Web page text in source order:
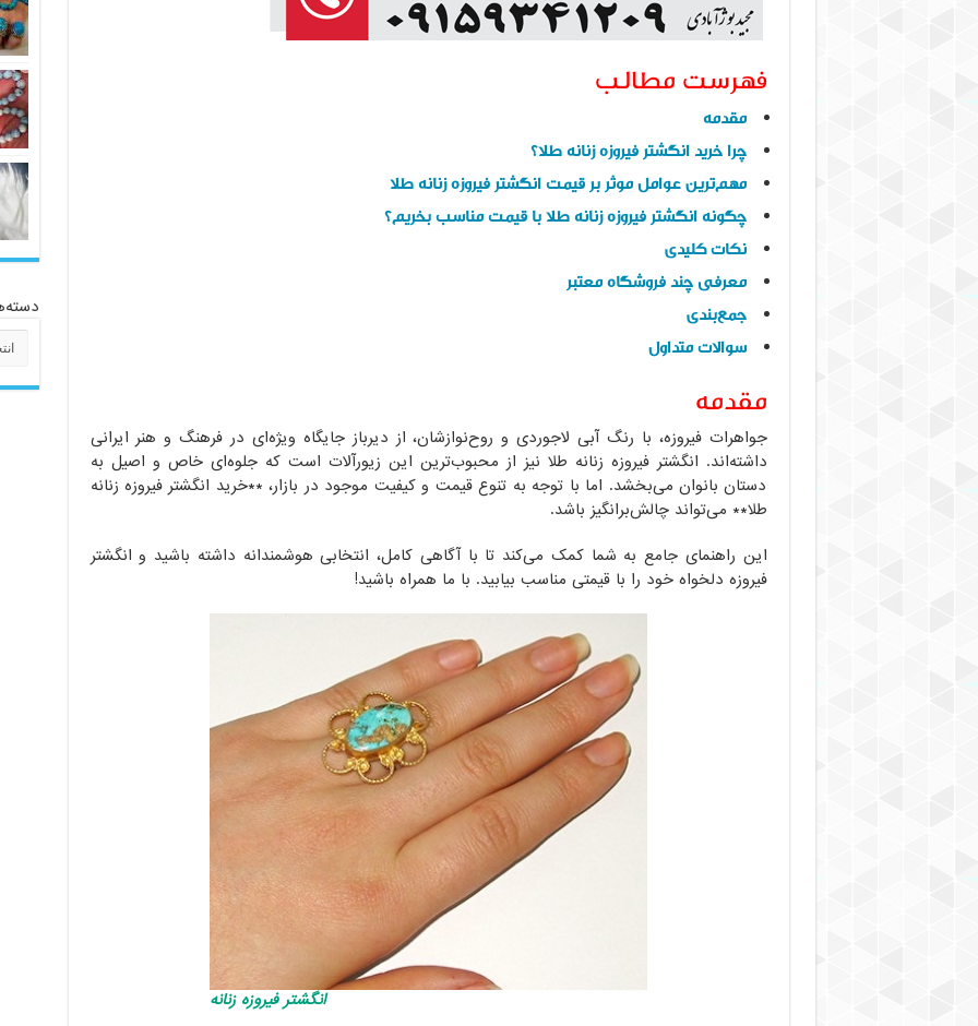
فهرست مطالب
مقدمه
چرا خرید انگشتر فیروزه زنانه طلا؟
مهم‌ترین عوامل موثر بر قیمت انگشتر فیروزه زنانه طلا
چگونه انگشتر فیروزه زنانه طلا با قیمت مناسب بخریم؟
نکات کلیدی
معرفی چند فروشگاه معتبر
جمع‌بندی
سوالات متداول
مقدمه
جواهرات فیروزه، با رنگ آبی لاجوردی و روح‌نوازشان، از دیرباز جایگاه ویژه‌ای در فرهنگ و هنر ایرانی
داشته‌اند. انگشتر فیروزه زنانه طلا نیز از محبوب‌ترین این زیورآلات است که جلوه‌ای خاص و اصیل به
دستان بانوان می‌بخشد. اما با توجه به تنوع قیمت و کیفیت موجود در بازار، **خرید انگشتر فیروزه زنانه
طلا** می‌تواند چالش‌برانگیز باشد.
این راهنمای جامع به شما کمک می‌کند تا با آگاهی کامل، انتخابی هوشمندانه داشته باشید و انگشتر
فیروزه دلخواه خود را با قیمتی مناسب بیابید. با ما همراه باشید!
انگشتر فیروزه زنانه